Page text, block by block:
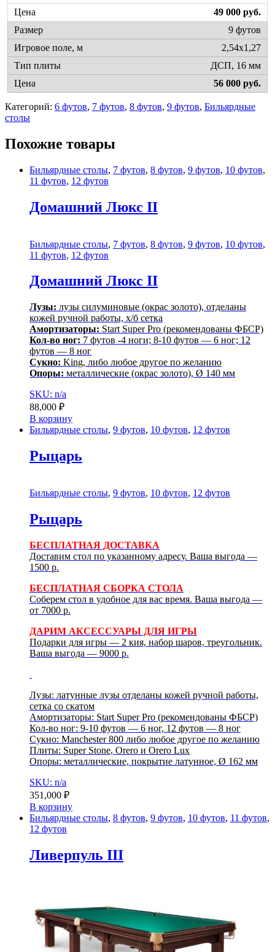
49 000 руб.
9 футов
2,54х1,27
ДСП, 16 мм
56 000 руб.
Категорий: 6 футов, 7 футов, 8 футов, 9 футов, Бильярдные
столы
Похожие товары
Бильярдные столы, 7 футов, 8 футов, 9 футов, 10 футов,
11 футов, 12 футов
Домашний Люкс II
Бильярдные столы, 7 футов, 8 футов, 9 футов, 10 футов,
11 футов, 12 футов
Домашний Люкс II
Лузы: лузы силуминовые (окрас золото), отделаны
кожей ручной работы, х/б сетка
Амортизаторы: Start Super Pro (рекомендованы ФБСР)
Кол-во ног: 7 футов -4 ноги; 8-10 футов — 6 ног; 12
футов — 8 ног
Сукно: King, либо любое другое по желанию
Опоры: металлические (окрас золото), Ø 140 мм
SKU: n/a
88,000 ₽
В корзину
Бильярдные столы, 9 футов, 10 футов, 12 футов
Рыцарь
Бильярдные столы, 9 футов, 10 футов, 12 футов
Рыцарь
БЕСПЛАТНАЯ ДОСТАВКА
Доставим стол по указанному адресу. Ваша выгода —
1500 р.
БЕСПЛАТНАЯ СБОРКА СТОЛА
Соберем стол в удобное для вас время. Ваша выгода —
от 7000 р.
ДАРИМ АКСЕССУАРЫ ДЛЯ ИГРЫ
Подарки для игры — 2 кия, набор шаров, треугольник.
Ваша выгода — 9000 р.
Лузы: латунные лузы отделаны кожей ручной работы,
сетка со скатом
Амортизаторы: Start Super Pro (рекомендованы ФБСР)
Кол-во ног: 9-10 футов — 6 ног, 12 футов — 8 ног
Сукно: Manchester 800 либо любое другое по желанию
Плиты: Super Stonе, Orero и Orero Lux
Опоры: металлические, покрытие латунное, Ø 162 мм
SKU: n/a
351,000 ₽
В корзину
Бильярдные столы, 8 футов, 9 футов, 10 футов, 11 футов,
12 футов
Ливерпуль III